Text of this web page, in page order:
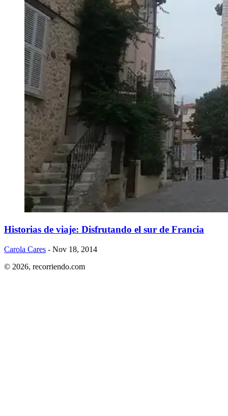
Historias de viaje: Disfrutando el sur de Francia
Carola Cares - Nov 18, 2014
© 2026, recorriendo.com